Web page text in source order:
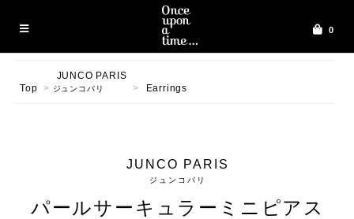
0
Top >
JUNCO PARIS
ジュンコパリ > Earrings
JUNCO PARIS
ジュンコパリ
パールサーキュラーミニピアス